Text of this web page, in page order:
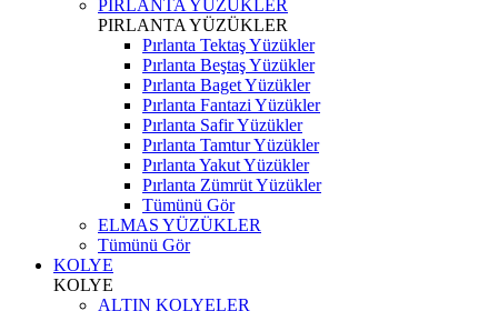
PIRLANTA YÜZÜKLER
PIRLANTA YÜZÜKLER
Pırlanta Tektaş Yüzükler
Pırlanta Beştaş Yüzükler
Pırlanta Baget Yüzükler
Pırlanta Fantazi Yüzükler
Pırlanta Safir Yüzükler
Pırlanta Tamtur Yüzükler
Pırlanta Yakut Yüzükler
Pırlanta Zümrüt Yüzükler
Tümünü Gör
ELMAS YÜZÜKLER
Tümünü Gör
KOLYE
KOLYE
ALTIN KOLYELER